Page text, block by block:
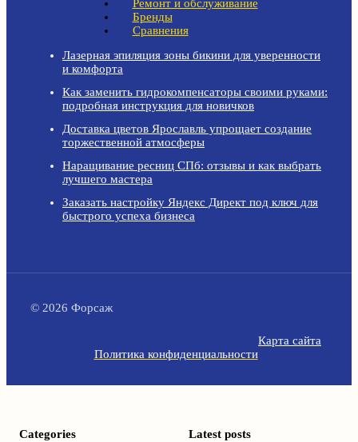
Ремонт и обслуживание
Бренды
Сравнения
Лазерная эпиляция зоны бикини для уверенности
и комфорта
Как заменить гидрокомпенсаторы своими руками:
подробная инструкция для новичков
Доставка цветов Ярославль упрощает создание
торжественной атмосферы
Наращивание ресниц СПб: отзывы и как выбрать
лучшего мастера
Заказать настройку Яндекс Директ под ключ для
быстрого успеха бизнеса
© 2026 Форсаж
Карта сайта
Политика конфиденциальности
Categories Latest posts